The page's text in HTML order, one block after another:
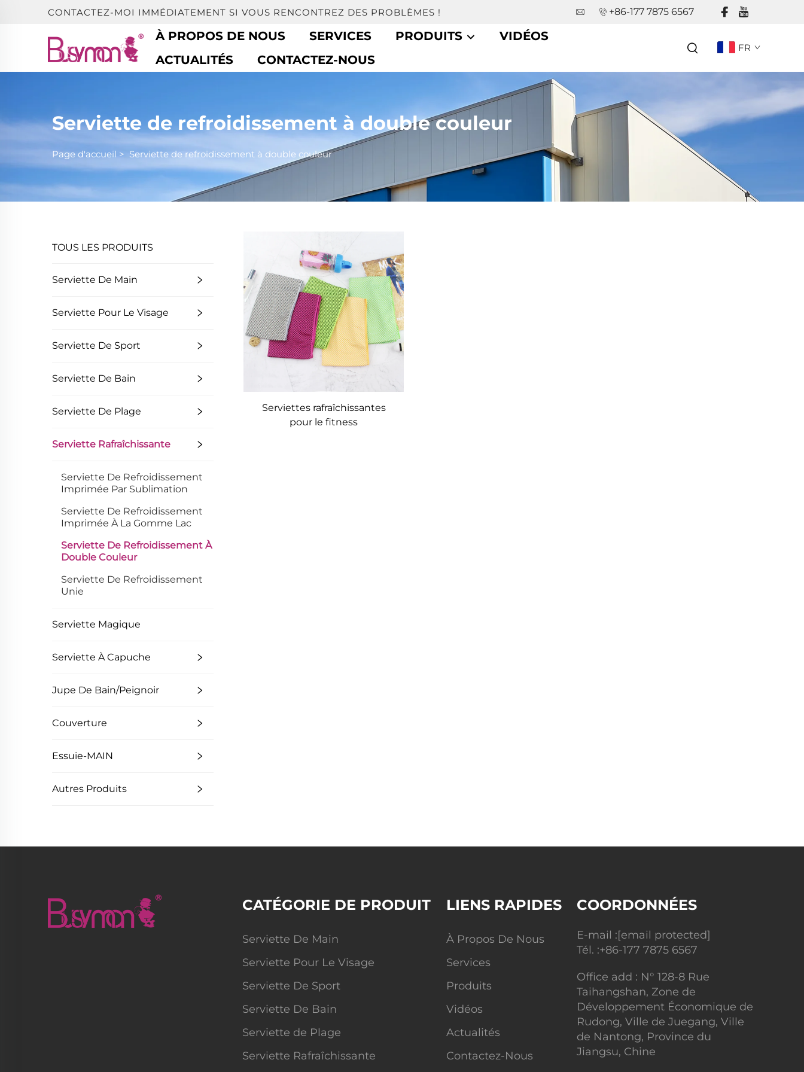
CONTACTEZ-MOI IMMÉDIATEMENT SI VOUS RENCONTREZ DES PROBLÈMES ! +86-177 7875 6567
À PROPOS DE NOUS SERVICES PRODUITS
VIDÉOS
ACTUALITÉS
CONTACTEZ-NOUS
FR
Serviette de refroidissement à double couleur
Page d'accueil > Serviette de refroidissement à double couleur
TOUS LES PRODUITS
Serviette De Main
Serviette Pour Le Visage
Serviette De Sport
Serviette De Bain
Serviette De Plage
Serviette Rafraîchissante
Serviette De Refroidissement
Imprimée Par Sublimation
Serviette De Refroidissement
Imprimée À La Gomme Lac
Serviette De Refroidissement À
Double Couleur
Serviette De Refroidissement
Unie
Serviette Magique
Serviette À Capuche
Jupe De Bain/Peignoir
Couverture
Essuie-MAIN
Autres Produits
Serviettes rafraîchissantes
pour le fitness
CATÉGORIE DE PRODUIT
Serviette De Main
Serviette Pour Le Visage
Serviette De Sport
Serviette De Bain
Serviette de Plage
Serviette Rafraîchissante
LIENS RAPIDES
À Propos De Nous
Services
Produits
Vidéos
Actualités
Contactez-Nous
COORDONNÉES
E-mail :[email protected]
Tél. :+86-177 7875 6567
Office add : N° 128-8 Rue
Taihangshan, Zone de
Développement Économique de
Rudong, Ville de Juegang, Ville
de Nantong, Province du
Jiangsu, Chine